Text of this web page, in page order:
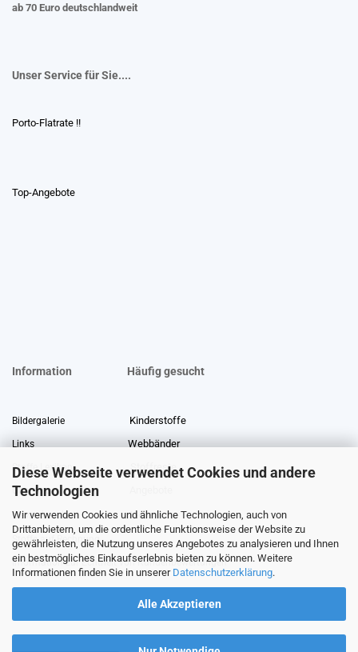
Diese Webseite verwendet Cookies und andere
Technologien
Wir verwenden Cookies und ähnliche Technologien, auch von
Drittanbietern, um die ordentliche Funktionsweise der Website zu
gewährleisten, die Nutzung unseres Angebotes zu analysieren und Ihnen
ein bestmögliches Einkaufserlebnis bieten zu können. Weitere
Informationen finden Sie in unserer Datenschutzerklärung.
Alle Akzeptieren
ab 70 Euro deutschlandweit
Unser Service für Sie....
Porto-Flatrate !!
Top-Angebote
Information Häufig gesucht
Bildergalerie Kinderstoffe
Links Webbänder
Stoffe Lexikon Stoffreste
Über uns
Gewerberabatt Meterware
Stoffe auf Rechnung
Information zur Echtheit von Kundenbewertungen